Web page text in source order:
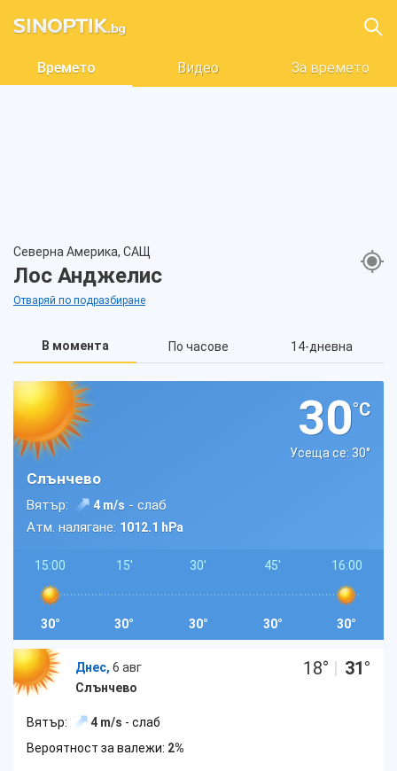
Времето Видео За времето
Северна Америка, САЩ
Лос Анджелис
Отваряй по подразбиране
В момента По часове 14-дневна
30°C
Усеща се: 30°
Слънчево
Вятър: 4 m/s - слаб
Атм. налягане: 1012.1 hPa
15:00
30°
15'
30°
30'
30°
45'
30°
16:00
30°
Днес, 6 авг
Слънчево
18° | 31°
Вятър: 4 m/s - слаб
Вероятност за валежи: 2%